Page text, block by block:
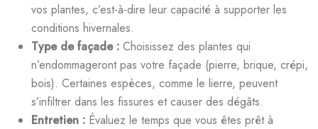
vos plantes, c’est-à-dire leur capacité à supporter les
conditions hivernales.
Type de façade : Choisissez des plantes qui
n’endommageront pas votre façade (pierre, brique, crépi,
bois). Certaines espèces, comme le lierre, peuvent
s’infiltrer dans les fissures et causer des dégâts.
Entretien : Évaluez le temps que vous êtes prêt à